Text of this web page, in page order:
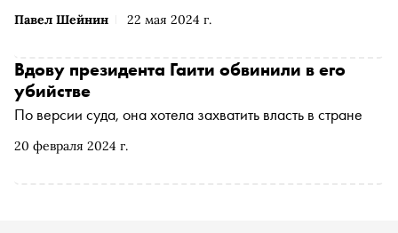
Павел Шейнин 22 мая 2024 г.
20 февраля 2024 г.
Вдову президента Гаити обвинили в его
убийстве
По версии суда, она хотела захватить власть в стране